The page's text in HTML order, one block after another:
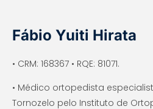
Fábio Yuiti Hirata
• CRM: 168367 • RQE: 81071.
• Médico ortopedista
Tornozelo pelo Instituto de